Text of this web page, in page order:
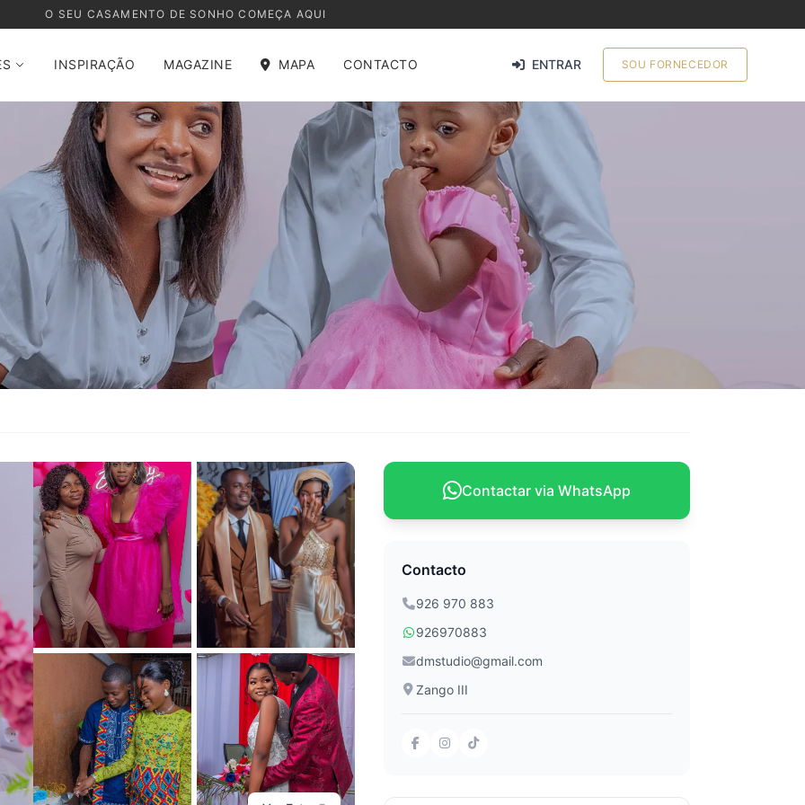
O SEU CASAMENTO DE SONHO COMEÇA AQUI
INSPIRAÇÃO MAGAZINE MAPA CONTACTO ENTRAR SOU FORNECEDOR
Contactar via WhatsApp
Contacto
926 970 883
926970883
dmstudio@gmail.com
Zango III